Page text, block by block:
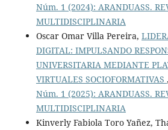
Núm. 1 (2024): ARANDUASS.
MULTIDISCIPLINARIA
Oscar Omar Villa Pereira,
DIGITAL: IMPULSANDO
UNIVERSITARIA MEDIANTE
VIRTUALES SOCIOFORMATIVAS ,
Núm. 1 (2025): ARANDUASS.
MULTIDISCIPLINARIA
Kinverly Fabiola Toro Yañez,